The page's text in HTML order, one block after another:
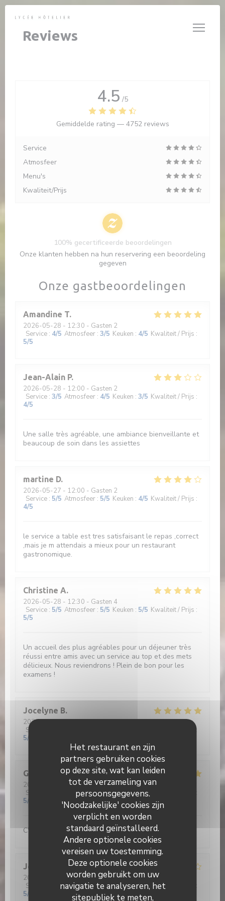
Cookies beheer paneel
Het restaurant en zijn
partners gebruiken cookies
op deze site, wat kan leiden
tot de verzameling van
persoonsgegevens.
'Noodzakelijke' cookies zijn
verplicht en worden
standaard geïnstalleerd.
Andere optionele cookies
vereisen uw toestemming.
Deze optionele cookies
worden gebruikt om uw
navigatie te analyseren, het
sitepubliek te meten,
Reviews
Onze gastbeoordelingen
Amandine T
2026-05-28 - 12:30 - Gasten 2
Service : 4/5 Atmosfeer : 3/5 Keuken : 4/5 Kwaliteit / Prijs :
5/5
Jean-Alain P
2026-05-28 - 12:00 - Gasten 2
Service : 3/5 Atmosfeer : 4/5 Keuken : 3/5 Kwaliteit / Prijs :
4/5
Une salle très agréable, une ambiance bienveillante et
beaucoup de soin dans les assiettes
martine D
2026-05-27 - 12:00 - Gasten 2
Service : 5/5 Atmosfeer : 5/5 Keuken : 4/5 Kwaliteit / Prijs :
4/5
le service a table est tres satisfaisant le repas ,correct
,mais je m attendais a mieux pour un restaurant
gastronomique.
Christine A
2026-05-28 - 12:30 - Gasten 4
Service : 5/5 Atmosfeer : 5/5 Keuken : 5/5 Kwaliteit / Prijs :
5/5
Un accueil des plus agréables pour un déjeuner très
réussi entre amis avec un service au top et des mets
délicieux. Nous reviendrons ! Plein de bon pour les
examens !
Jocelyne B
2026-05-27- 12:30 - Gasten 3
Service
:
5/5
Gérard
2026-05-26
- 12:30 - Gasten 2
Service
Atmosfeer:5/5 Keuken:5/5
5/5
C'est beau de voir nos jeunes aux fourneaux...
Jean René
D
2026-05-26
- 12:30 - Gasten 2
Service
/5 Atmosfeer :4 /5 Keuken:4/5 Kwaliteit / Prijs
5/5
4.5 /5
Gemiddelde rating — 4752 reviews
Service
Atmosfeer
Menu's
Kwaliteit/Prijs
100% gecertificeerde beoordelingen
Onze klanten hebben na hun reservering een beoordeling
gegeven